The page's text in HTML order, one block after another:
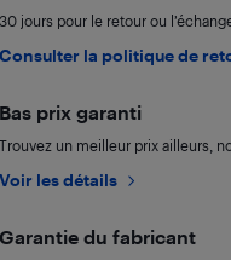
30 jours pour le retour ou
Consulter la politique de
Bas prix garanti
Trouvez un meilleur prix ailleurs,
Voir les détails
Garantie du fabricant